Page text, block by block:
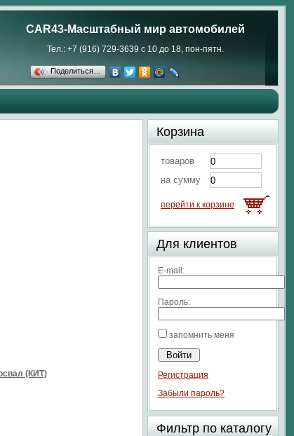
CAR43-Масштабный мир автомобилей
Тел.: +7 (916) 729-3639 с 10 до 18, пон-пятн.
Поделиться…
(КИТ)
Корзина
товаров
на сумму
перейти к корзине
Для клиентов
E-mail:
Пароль:
запомнить меня
Регистрация
Забыли пароль?
Фильтр по каталогу